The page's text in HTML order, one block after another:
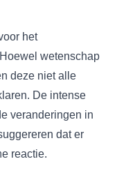
het
wetenschap
deze niet alle
De intense
veranderingen in
dat er
reactie.